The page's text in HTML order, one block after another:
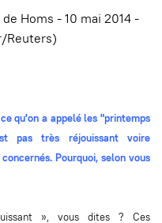
Homs - 10 mai 2014 -
Reuters)
qu'on a appelé les "printemps
pas très réjouissant voire
Pourquoi, selon vous
», vous dites ? Ces